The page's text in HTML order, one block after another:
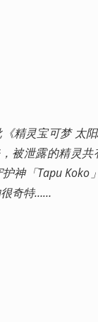
精灵宝可梦 太
被泄露的精灵
神「Tapu Koko
奇特……